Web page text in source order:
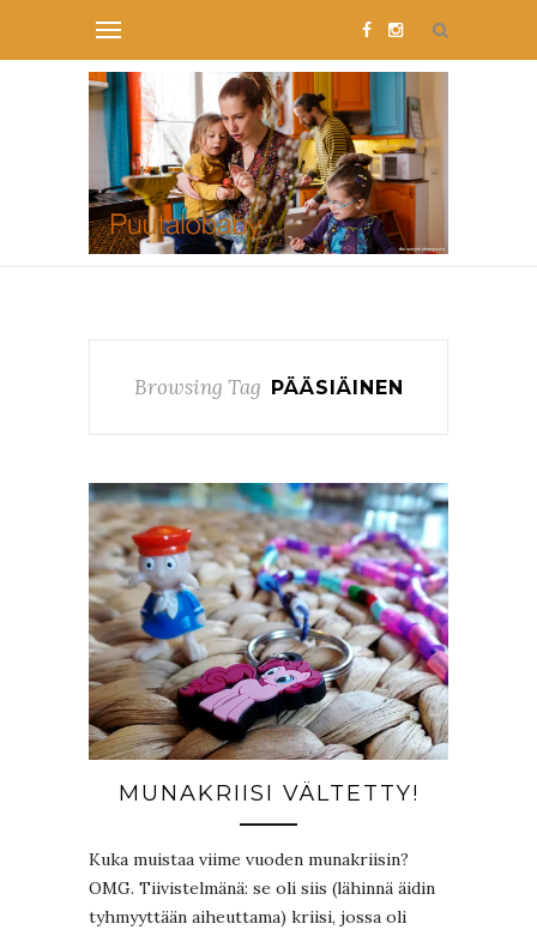
Browsing Tag PÄÄSIÄINEN
MUNAKRIISI VÄLTETTY!
Kuka muistaa viime vuoden munakriisin?
OMG. Tiivistelmänä: se oli siis (lähinnä äidin
tyhmyyttään aiheuttama) kriisi, jossa oli